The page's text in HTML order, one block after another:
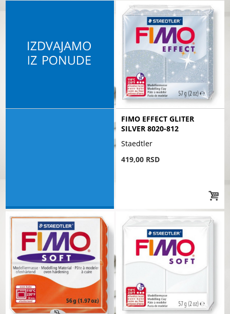
FIMO EFFECT GLITER
SILVER 8020-812
Staedtler
419,00 RSD